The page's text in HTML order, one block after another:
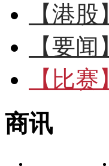
【港股】
【要闻】
【比赛】
商讯